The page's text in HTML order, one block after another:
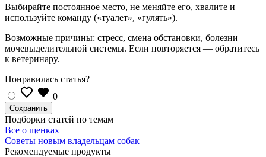
Выбирайте постоянное место, не меняйте его, хвалите и
используйте команду («туалет», «гулять»).
Возможные причины: стресс, смена обстановки, болезни
мочевыделительной системы. Если повторяется — обратитесь
к ветеринару.
Понравилась статья?
0
Подборки статей по темам
Все о щенках
Советы новым владельцам собак
Рекомендуемые продукты